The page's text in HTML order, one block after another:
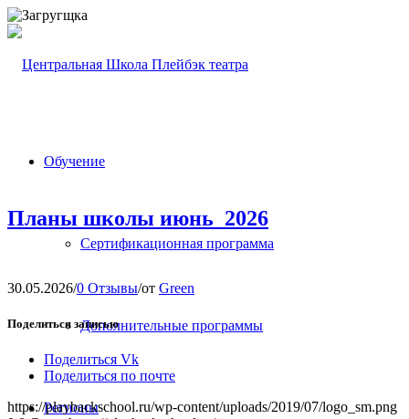
Обучение
Сертификационная программа
Дополнительные программы
Регионы
Планы школы июнь_2026
30.05.2026/0 Отзывы/от Green
Поделиться записью
Поделиться Vk
Поделиться по почте
https://playbackschool.ru/wp-content/uploads/2019/07/logo_sm.png